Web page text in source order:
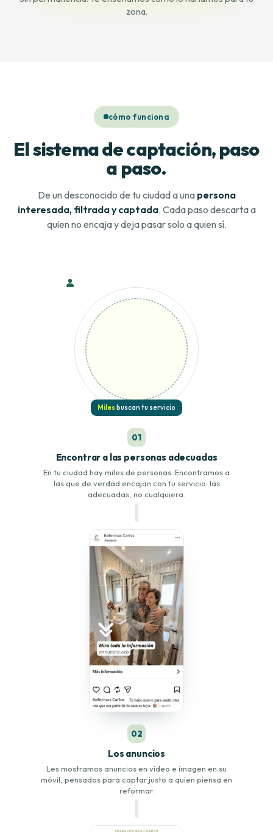
zona.
cómo funciona
El sistema de captación, paso
a paso.
De un desconocido de tu ciudad a una persona
interesada, filtrada y captada. Cada paso descarta a
quien no encaja y deja pasar solo a quien sí.
Miles buscan tu servicio
01
Encontrar a las personas adecuadas
En tu ciudad hay miles de personas. Encontramos a
las que de verdad encajan con tu servicio: las
adecuadas, no cualquiera.
02
Los anuncios
Les mostramos anuncios en vídeo e imagen en su
móvil, pensados para captar justo a quien piensa en
reformar.